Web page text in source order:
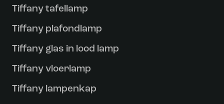
Tiffany tafellamp
Tiffany plafondlamp
Tiffany glas in lood lamp
Tiffany vloerlamp
Tiffany lampenkap